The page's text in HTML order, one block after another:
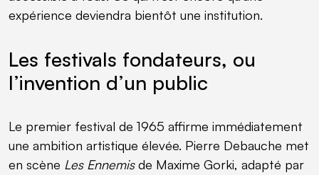
expérience deviendra bientôt une institution.
Les festivals fondateurs, ou
l’invention d’un public
Le premier festival de 1965 affirme immédiatement
une ambition artistique élevée. Pierre Debauche met
en scène Les Ennemisde Maxime Gorki, adapté par